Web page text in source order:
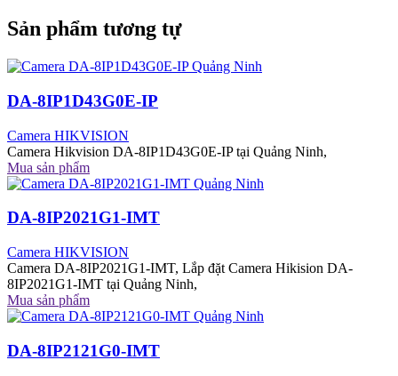
Sản phẩm tương tự
DA-8IP1D43G0E-IP
Camera HIKVISION
Camera Hikvision DA-8IP1D43G0E-IP tại Quảng Ninh,
Mua sản phẩm
DA-8IP2021G1-IMT
Camera HIKVISION
Camera DA-8IP2021G1-IMT, Lắp đặt Camera Hikision DA-
8IP2021G1-IMT tại Quảng Ninh,
Mua sản phẩm
DA-8IP2121G0-IMT